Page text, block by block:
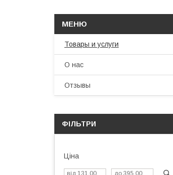
Товары и услуги
О нас
Отзывы
ФІЛЬТРИ
Ціна